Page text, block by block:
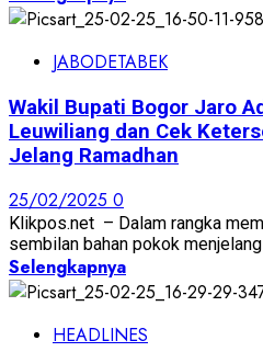
JABODETABEK
Wakil Bupati Bogor Jaro
Leuwiliang dan Cek
Jelang Ramadhan
25/02/2025 0
Klikpos.net – Dalam rangka
sembilan bahan pokok
Selengkapnya
HEADLINES